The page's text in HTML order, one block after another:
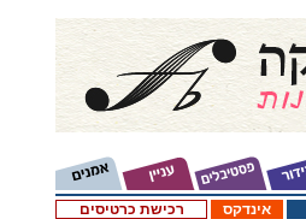
רכישת כרטיסים אינדקס